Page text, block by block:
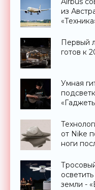
из
Первый
готов к
Умная
от Nike
ноги
земли -